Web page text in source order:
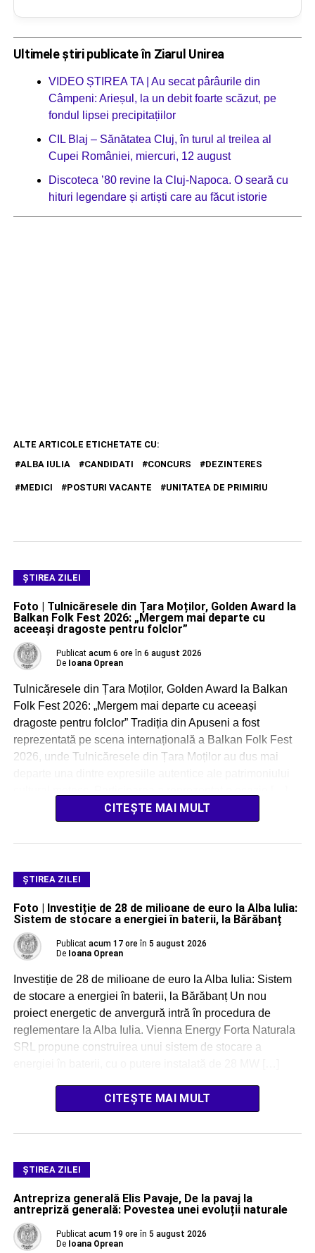
Ultimele știri publicate în Ziarul Unirea
VIDEO ȘTIREA TA | Au secat pârâurile din
Câmpeni: Arieșul, la un debit foarte scăzut, pe
fondul lipsei precipitațiilor
CIL Blaj – Sănătatea Cluj, în turul al treilea al
Cupei României, miercuri, 12 august
Discoteca ’80 revine la Cluj-Napoca. O seară cu
hituri legendare și artiști care au făcut istorie
ALTE ARTICOLE ETICHETATE CU:
ALBA IULIA
CANDIDATI CONCURS DEZINTERES
MEDICI POSTURI VACANTE UNITATEA DE PRIMIRIU
ŞTIREA ZILEI
Foto | Tulnicăresele din Țara Moților, Golden Award la
Balkan Folk Fest 2026: „Mergem mai departe cu
aceeași dragoste pentru folclor”
Publicat acum 6 ore în 6 august 2026
De Ioana Oprean
Tulnicăresele din Țara Moților, Golden Award la Balkan
Folk Fest 2026: „Mergem mai departe cu aceeași
dragoste pentru folclor” Tradiția din Apuseni a fost
reprezentată pe scena internațională a Balkan Folk Fest
2026, unde Tulnicăresele din Țara Moților au dus mai
CITEȘTE MAI MULT
ŞTIREA ZILEI
Foto | Investiție de 28 de milioane de euro la Alba Iulia:
Sistem de stocare a energiei în baterii, la Bărăbanț
Publicat acum 17 ore în 5 august 2026
De Ioana Oprean
Investiție de 28 de milioane de euro la Alba Iulia: Sistem
de stocare a energiei în baterii, la Bărăbanț Un nou
proiect energetic de anvergură intră în procedura de
reglementare la Alba Iulia. Vienna Energy Forta Naturala
SRL propune construirea unui sistem de stocare a
CITEȘTE MAI MULT
ŞTIREA ZILEI
Antrepriza generală Elis Pavaje, De la pavaj la
antrepriză generală: Povestea unei evoluții naturale
Publicat acum 19 ore în 5 august 2026
De Ioana Oprean